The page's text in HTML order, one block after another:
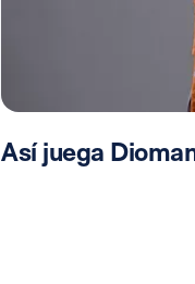
Así juega